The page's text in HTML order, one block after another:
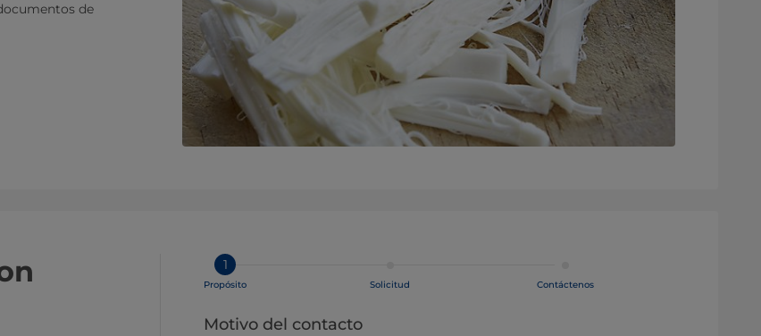
de
1
Propósito Solicitud Contáctenos
Motivo del contacto